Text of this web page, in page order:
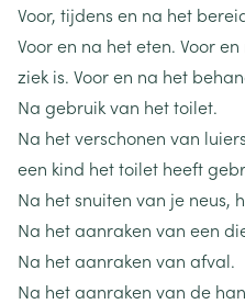
Voor, tijdens en na het
Voor en na het eten. Voor
ziek is. Voor en na het
Na gebruik van het toilet.
Na het verschonen van
een kind het toilet heeft
Na het snuiten van je neus,
Na het aanraken van een
Na het aanraken van afval.
Na het aanraken van de